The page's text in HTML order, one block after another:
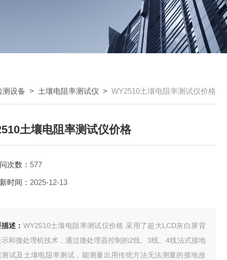
测设备 > 土壤电阻率测试仪 > WY2510土壤电阻率测试仪价格
土壤电阻率测试仪价格
次数： 577
时间： 2025-12-13
述： WY2510土壤电阻率测试仪价格 采用了超大LCD灰白屏背
和微处理机技术，通过微处理器控制的2线、3线、4线法式接地
测试及土壤电阻率测试，能测量出用传统方法无法测量的接地故